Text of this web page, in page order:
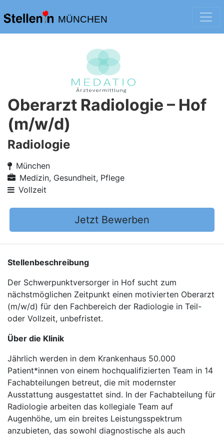
MÜNCHEN
Oberarzt Radiologie – Hof
(m/w/d)
Radiologie
München
Medizin, Gesundheit, Pflege
Vollzeit
Jetzt Bewerben
Stellenbeschreibung
Der Schwerpunktversorger in Hof sucht zum
nächstmöglichen Zeitpunkt einen motivierten Oberarzt
(m/w/d) für den Fachbereich der Radiologie in Teil-
oder Vollzeit, unbefristet.
Über die Klinik
Jährlich werden in dem Krankenhaus 50.000
Patient*innen von einem hochqualifizierten Team in 14
Fachabteilungen betreut, die mit modernster
Ausstattung ausgestattet sind. In der Fachabteilung für
Radiologie arbeiten das kollegiale Team auf
Augenhöhe, um ein breites Leistungsspektrum
anzubieten, das sowohl diagnostische als auch